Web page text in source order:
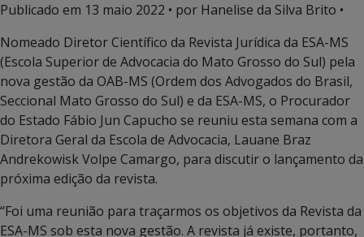
Publicado em 13 maio 2022 • por Hanelise da Silva Brito •
Nomeado Diretor Científico da Revista Jurídica da ESA-MS
(Escola Superior de Advocacia do Mato Grosso do Sul) pela
nova gestão da OAB-MS (Ordem dos Advogados do Brasil,
Seccional Mato Grosso do Sul) e da ESA-MS, o Procurador
do Estado Fábio Jun Capucho se reuniu esta semana com a
Diretora Geral da Escola de Advocacia, Lauane Braz
Andrekowisk Volpe Camargo, para discutir o lançamento da
próxima edição da revista.
“Foi uma reunião para traçarmos os objetivos da Revista da
ESA-MS sob esta nova gestão. A revista já existe, portanto,